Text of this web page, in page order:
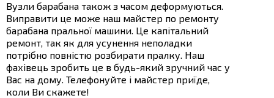
Вузли барабана також з часом деформуються.
Виправити це може наш майстер по ремонту
барабана пральної машини. Це капітальний
ремонт, так як для усунення неполадки
потрібно повністю розбирати пралку. Наш
фахівець зробить це в будь-який зручний час у
Вас на дому. Телефонуйте і майстер приїде,
коли Ви скажете!